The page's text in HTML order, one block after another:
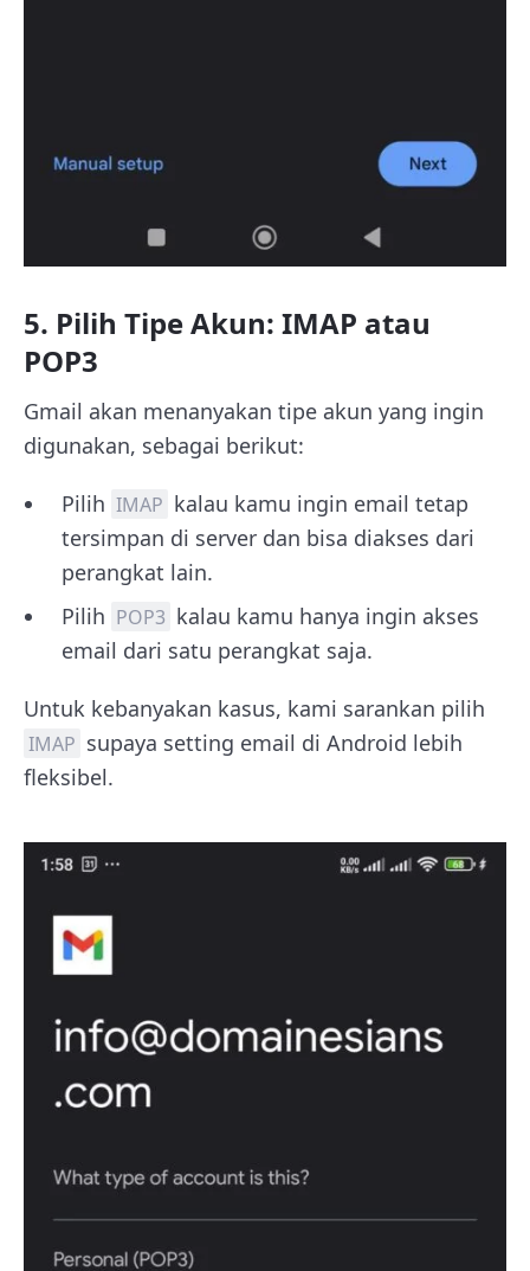
5. Pilih Tipe Akun: IMAP atau
POP3
Gmail akan menanyakan tipe akun yang ingin
digunakan, sebagai berikut:
Pilih IMAP kalau kamu ingin email tetap
tersimpan di server dan bisa diakses dari
perangkat lain.
Pilih POP3 kalau kamu hanya ingin akses
email dari satu perangkat saja.
Untuk kebanyakan kasus, kami sarankan pilih
IMAP supaya setting email di Android lebih
fleksibel.